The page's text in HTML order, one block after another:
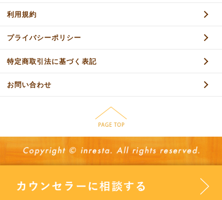
利用規約
プライバシーポリシー
特定商取引法に基づく表記
お問い合わせ